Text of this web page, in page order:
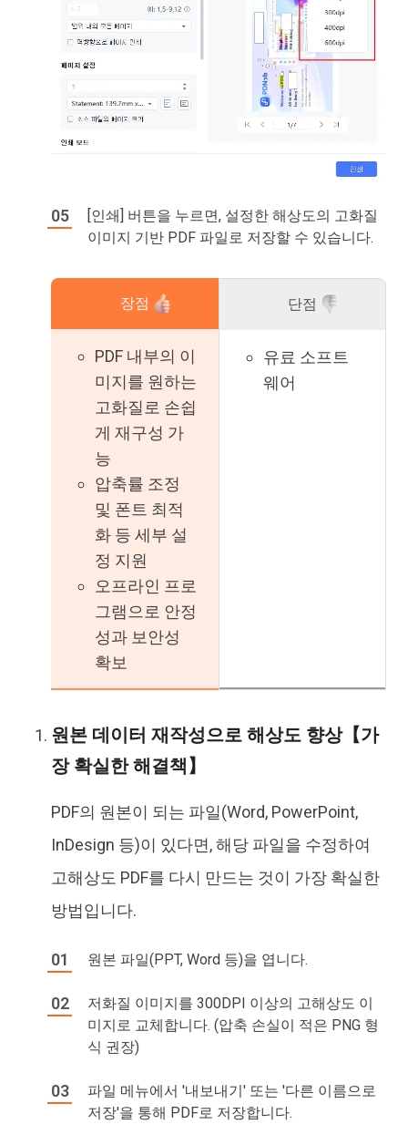
[인쇄] 버튼을 누르면, 설정한 해상도의 고화질
이미지 기반 PDF 파일로 저장할 수 있습니다.
장점
PDF 내부의 이
미지를 원하는
고화질로 손쉽
게 재구성 가
능
압축률 조정
및 폰트 최적
화 등 세부 설
정 지원
오프라인 프로
그램으로 안정
성과 보안성
확보
단점
유료 소프트
웨어
원본 데이터 재작성으로 해상도 향상【가
장 확실한 해결책】
PDF의 원본이 되는 파일(Word, PowerPoint,
InDesign 등)이 있다면, 해당 파일을 수정하여
고해상도 PDF를 다시 만드는 것이 가장 확실한
방법입니다.
원본 파일(PPT, Word 등)을 엽니다.
저화질 이미지를 300DPI 이상의 고해상도 이
미지로 교체합니다. (압축 손실이 적은 PNG 형
식 권장)
파일 메뉴에서 '내보내기' 또는 '다른 이름으로
저장'을 통해 PDF로 저장합니다.